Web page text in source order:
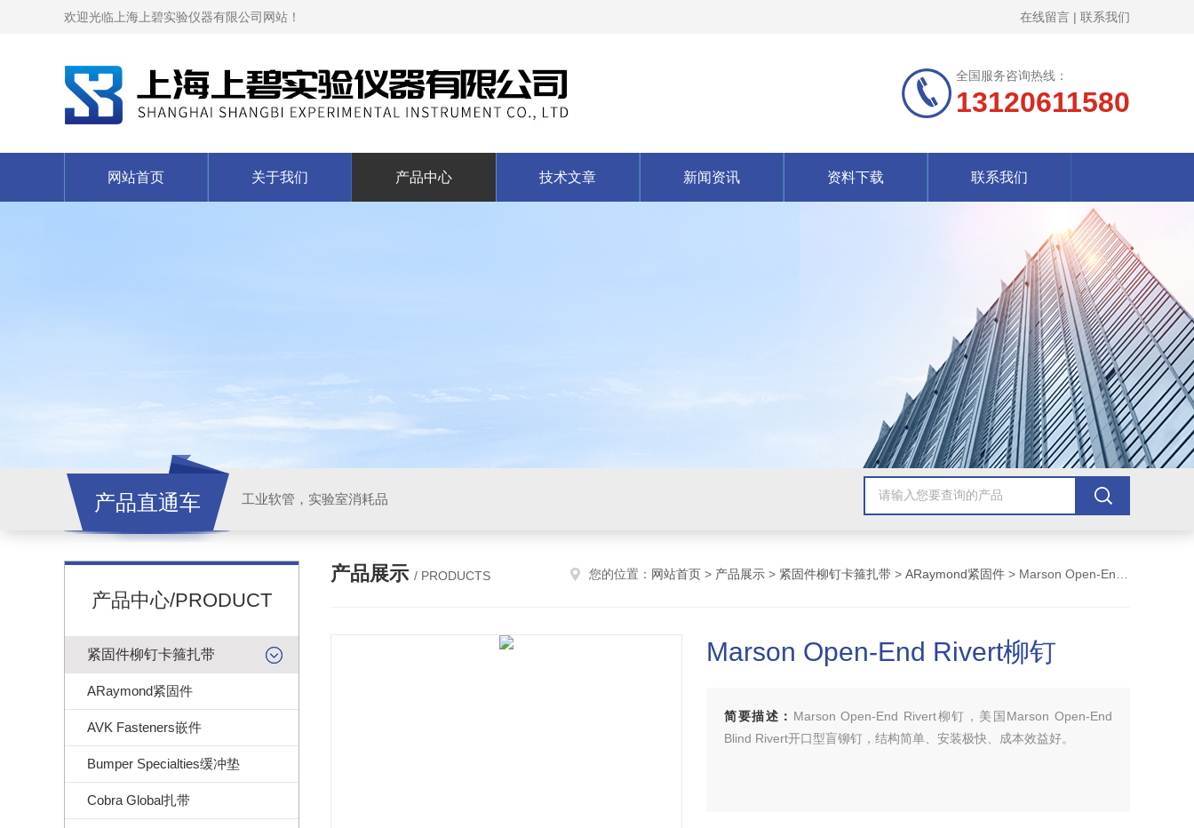
欢迎光临上海上碧实验仪器有限公司网站！ 在线留言 | 联系我们
全国服务咨询热线：
13120611580
网站首页 关于我们 产品中心 技术文章 新闻资讯 资料下载 联系我们
产品直通车 工业软管，实验室消耗品
产品中心/PRODUCT
紧固件柳钉卡箍扎带
ARaymond紧固件
AVK Fasteners嵌件
Bumper Specialties缓冲垫
Cobra Global扎带
产品展示 / PRODUCTS 您的位置： 网站首页 > 产品展示 > 紧固件柳钉卡箍扎带 > ARaymond紧固件 > Marson Open-End Rivert柳钉
Marson Open-End Rivert柳钉
简要描述： Marson Open-End Rivert柳钉，美国Marson Open-End
Blind Rivert开口型盲铆钉，结构简单、安装极快、成本效益好。